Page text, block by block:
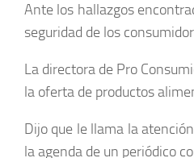
Ante los hallazgos
seguridad de los
La directora de Pro
la oferta de productos
Dijo que le llama la
la agenda de un periódico